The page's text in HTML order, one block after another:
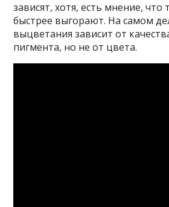
зависят, хотя, есть мнение,
быстрее выгорают. На самом
выцветания зависит от
пигмента, но не от цвета.